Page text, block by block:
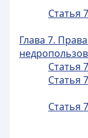
Статья
Глава 7.
Статья
Статья
Статья